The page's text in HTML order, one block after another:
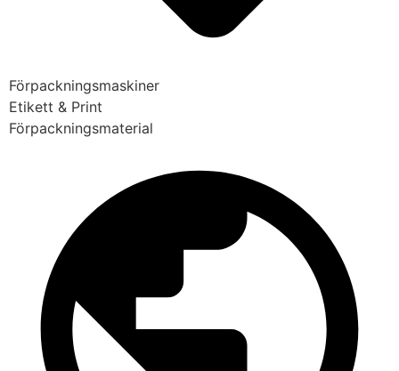
Förpackningsmaskiner
Etikett & Print
Förpackningsmaterial